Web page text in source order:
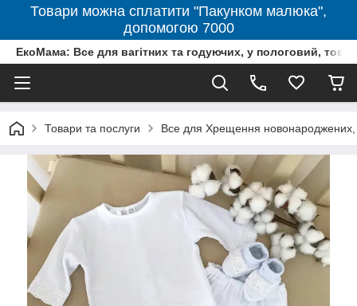
Товари можна сплатити "Пакунком малюка",
допомогою 7000
ЕкоМама: Все для вагітних та годуючих, у пологовий,
Товари та послуги Все для Хрещення новонароджених,